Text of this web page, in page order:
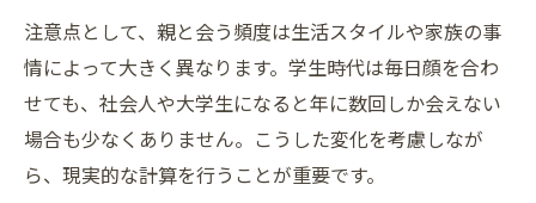
注意点として、親と会う頻度は生活スタイルや家族の事
情によって大きく異なります。学生時代は毎日顔を合わ
せても、社会人や大学生になると年に数回しか会えない
場合も少なくありません。こうした変化を考慮しなが
ら、現実的な計算を行うことが重要です。